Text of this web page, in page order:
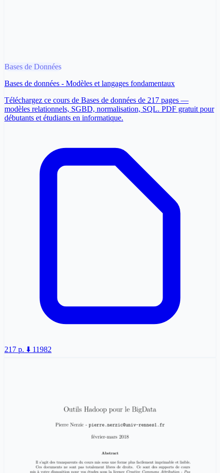
Bases de Données
Bases de données - Modèles et langages fondamentaux
Téléchargez ce cours de Bases de données de 217 pages —
modèles relationnels, SGBD, normalisation, SQL. PDF gratuit pour
débutants et étudiants en informatique.
217 p. ⬇️ 11982